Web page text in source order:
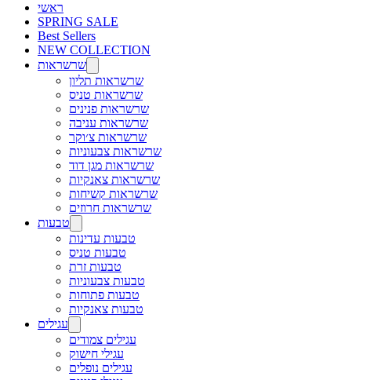
ראשי
SPRING SALE
Best Sellers
NEW COLLECTION
שרשראות
שרשראות תליון
שרשראות טניס
שרשראות פנינים
שרשראות עניבה
שרשראות צ׳וקר
שרשראות צבעוניות
שרשראות מגן דוד
שרשראות צאנקיות
שרשראות קשיחות
שרשראות חרוזים
טבעות
טבעות עדינות
טבעות טניס
טבעות זרת
טבעות צבעוניות
טבעות פתוחות
טבעות צאנקיות
עגילים
עגילים צמודים
עגילי חישוק
עגילים נופלים